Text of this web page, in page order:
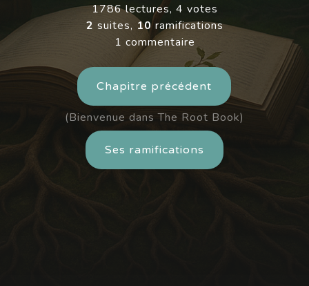
1786 lectures, 4 votes
2 suites, 10ramifications
1 commentaire
Chapitre précédent
(Bienvenue dans The Root Book)
Ses ramifications